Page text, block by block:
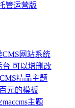
管运营版
网站系统
可以增删改
精品主题
元的模板
主题